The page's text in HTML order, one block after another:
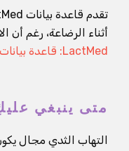
أثناء الرضاعة، رغم أن
LactMed: قاعدة بيانات الأدوية والإرضاع
متى ينبغي
التهاب الثدي مجال